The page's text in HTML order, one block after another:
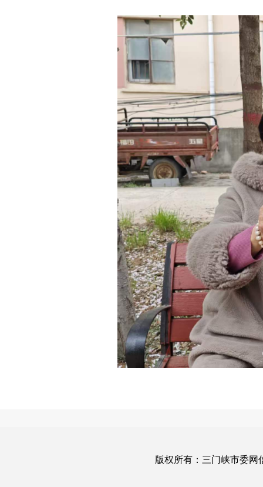
版权所有：三门峡市委